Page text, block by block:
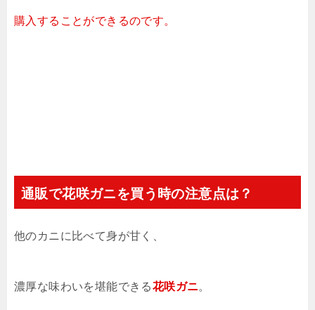
購入することができるのです。
通販で花咲ガニを買う時の注意点は？
他のカニに比べて身が甘く、
濃厚な味わいを堪能できる花咲ガニ。